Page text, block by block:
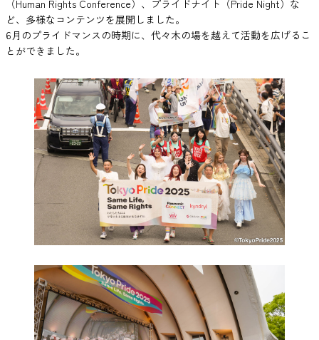
（Human Rights Conference）、プライドナイト（Pride Night）な
ど、多様なコンテンツを展開しました。
6月のプライドマンスの時期に、代々木の場を越えて活動を広げるこ
とができました。